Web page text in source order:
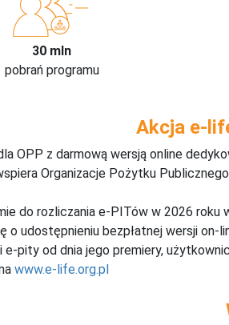
30 mln
pobrań programu
Akcja e-
OPP z darmową wersją online
Organizacje Pożytku
do rozliczania e-PITów w 2026
o udostępnieniu bezpłatnej wersji on-
e-pity od dnia jego premiery,
www.e-life.org.pl